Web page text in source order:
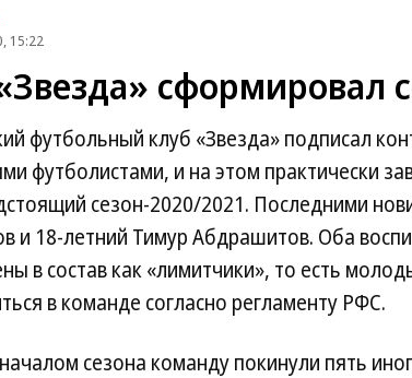
15:22
сформировал
футбольный клуб «Звезда» подписал
футболистами, и на этом практически
сезон-2020/2021. Последними
и 18-летний Тимур Абдрашитов. Оба
в состав как «лимитчики», то есть
в команде согласно регламенту РФС.
сезона команду покинули пять